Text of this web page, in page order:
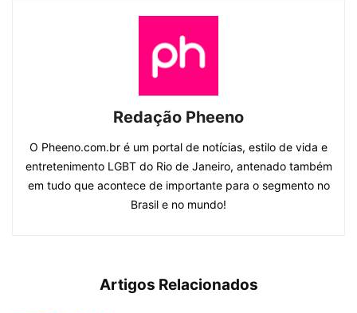
Redação Pheeno
O Pheeno.com.br é um portal de notícias, estilo de vida e
entretenimento LGBT do Rio de Janeiro, antenado também
em tudo que acontece de importante para o segmento no
Brasil e no mundo!
Artigos Relacionados